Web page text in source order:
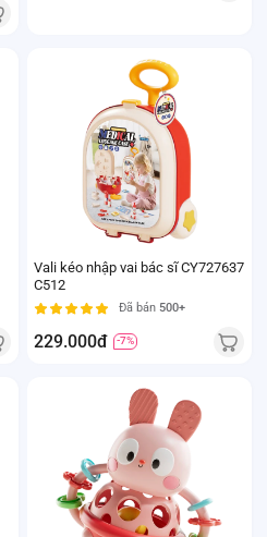
Vali kéo nhập vai bác sĩ CY727637
C512
Đã bán 500+
229.000đ -7%